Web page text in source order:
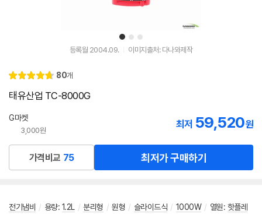
1 2 3
등록월 2004.09. 이미지출처: 다나와제작
별
점
4.
리
80개
태유산업 TC-8000G
G마켓
3,000원
최저 59,520원
가격비교 75 최저가 구매하기
전기냄비 / 용량: 1.2L / 분리형 / 원형 / 슬라이드식 / 1000W / 열원: 핫플레